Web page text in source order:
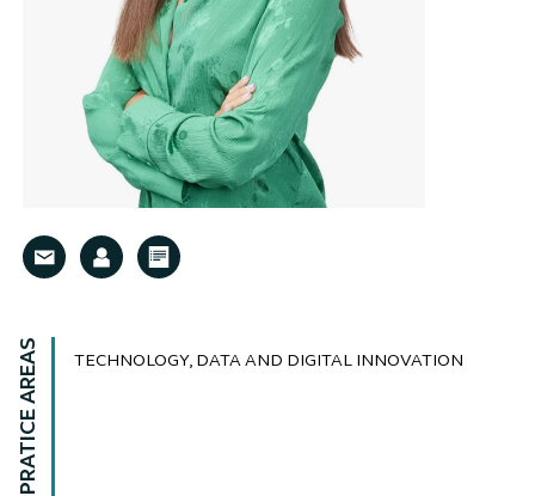
PRATICE AREAS TECHNOLOGY, DATA AND DIGITAL INNOVATION